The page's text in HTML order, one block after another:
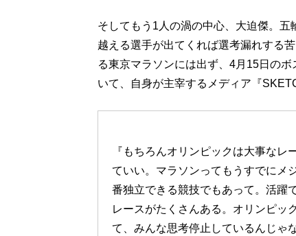
そしてもう1人の渦の中心、大迫傑。
越える選手が出てくれば選考漏れする
る東京マラソンには出ず、4月15日の
いて、自身が主宰するメディア『
『もちろんオリンピックは大事なレ
ていい。マラソンってもうすでにメ
番独立できる競技でもあって。活躍
レースがたくさんある。オリンピッ
て、みんな思考停止しているんじゃ